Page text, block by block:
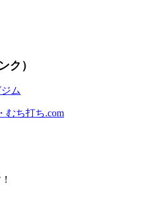
ク）
むち打ち.com